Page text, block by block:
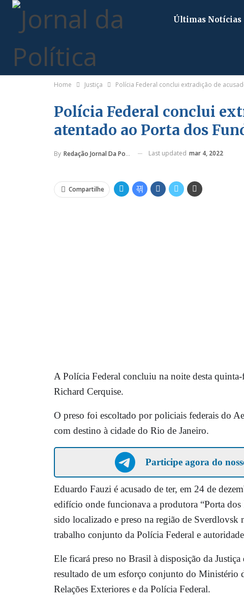
Últimas Notícias
Home Justiça Polícia Federal conclui extradição de
Polícia Federal conclui
atentado ao Porta dos
By Redação Jornal Da Política Last updated mar 4, 2022
Compartilhe
A Polícia Federal concluiu na noite desta
Richard Cerquise.
O preso foi escoltado por policiais federais do
com destino à cidade do Rio de Janeiro.
Participe agora do
Eduardo Fauzi é acusado de ter, em 24 de
edifício onde funcionava a produtora “Porta
sido localizado e preso na região de Sverdlovsk
trabalho conjunto da Polícia Federal e
Ele ficará preso no Brasil à disposição da
resultado de um esforço conjunto do Ministério
Relações Exteriores e da Polícia Federal.